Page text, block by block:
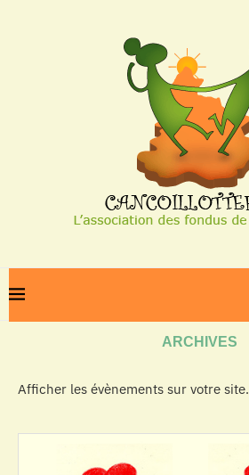
ARCHIVES
Afficher les évènements sur votre site.